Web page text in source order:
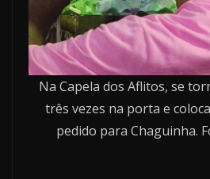
Na Capela dos Aflitos, se
três vezes na porta e
pedido para Chaguinha.